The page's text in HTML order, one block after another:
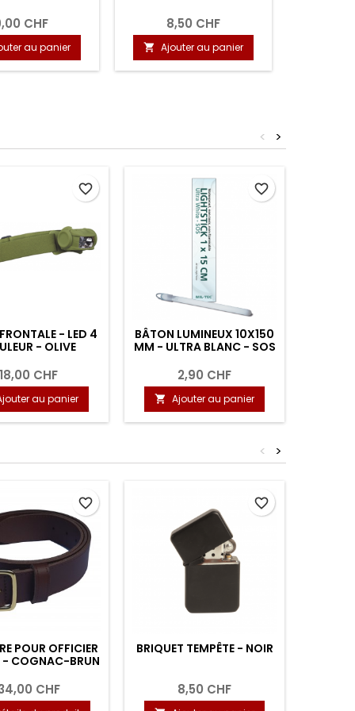
CHF
au panier
3,50 CHF
 Ajouter au panier
>
<
- LED 4
- OLIVE
18,00 CHF
au panier
favorite_border
BÂTON LUMINEUX 10X150
MM - ULTRA BLANC - SOS
2,90 CHF
 Ajouter au panier
favorite_border
>
<
POUR OFFICIER
- COGNAC-BRUN
CHF
favorite_border
BRIQUET TEMPÊTE - NOIR
8,50 CHF
favorite_border